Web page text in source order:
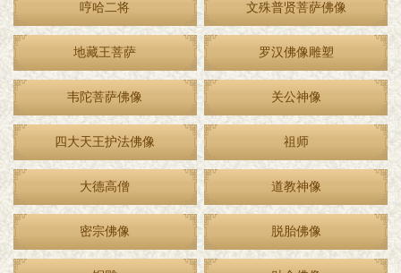
哼哈二将 文殊普贤菩萨佛像
地藏王菩萨 罗汉佛像雕塑
韦陀菩萨佛像 关公神像
四大天王护法佛像 祖师
大德高僧 道教神像
密宗佛像 脱胎佛像